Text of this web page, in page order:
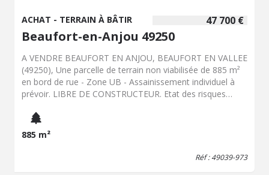
47 700 €
ACHAT - TERRAIN À BÂTIR
Beaufort-en-Anjou 49250
A VENDRE BEAUFORT EN ANJOU, BEAUFORT EN VALLEE
(49250), Une parcelle de terrain non viabilisée de 885 m²
en bord de rue - Zone UB - Assainissement individuel à
prévoir. LIBRE DE CONSTRUCTEUR. Etat des risques
885 m²
Réf : 49039-973